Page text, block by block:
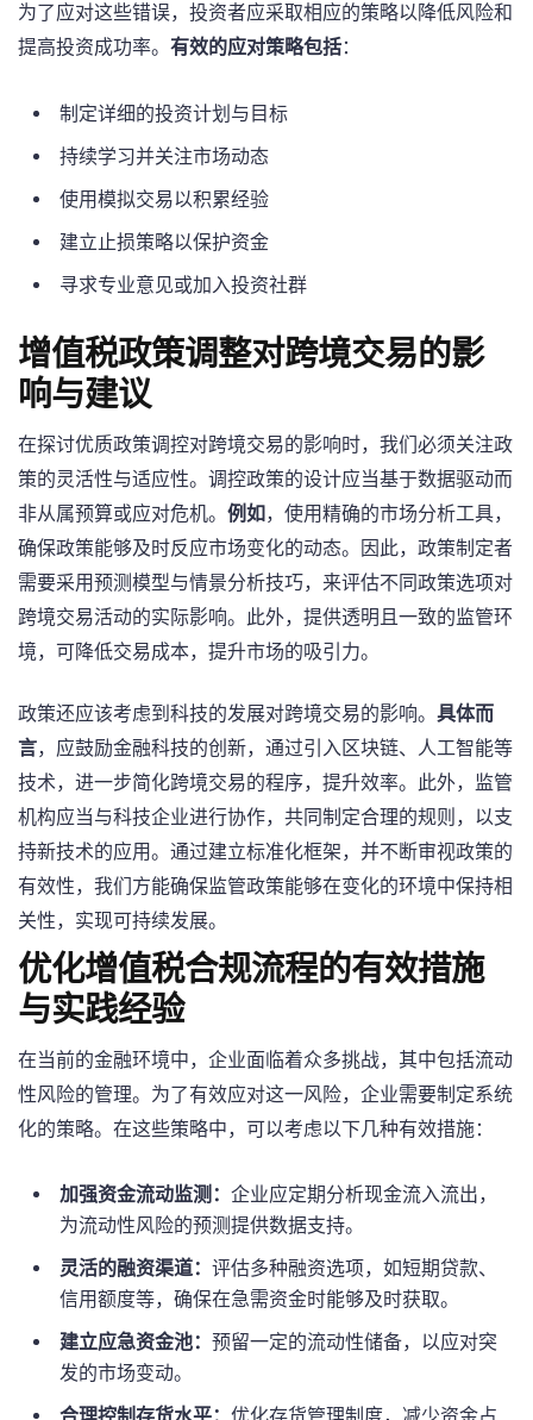
为了应对这些错误，投资者应采取相应的策略以降低风险和
提高投资成功率。 有效的应对策略包括：
制定详细的投资计划与目标
持续学习并关注市场动态
使用模拟交易以积累经验
建立止损策略以保护资金
寻求专业意见或加入投资社群
增值税政策调整对跨境交易的影
响与建议
在探讨优质政策调控对跨境交易的影响时，我们必须关注政
策的灵活性与适应性。调控政策的设计应当基于数据驱动而
非从属预算或应对危机。 例如，使用精确的市场分析工具，
确保政策能够及时反应市场变化的动态。因此，政策制定者
需要采用预测模型与情景分析技巧，来评估不同政策选项对
跨境交易活动的实际影响。此外，提供透明且一致的监管环
境，可降低交易成本，提升市场的吸引力。
政策还应该考虑到科技的发展对跨境交易的影响。 具体而
言，应鼓励金融科技的创新，通过引入区块链、人工智能等
技术，进一步简化跨境交易的程序，提升效率。此外，监管
机构应当与科技企业进行协作，共同制定合理的规则，以支
持新技术的应用。通过建立标准化框架，并不断审视政策的
有效性，我们方能确保监管政策能够在变化的环境中保持相
关性，实现可持续发展。
优化增值税合规流程的有效措施
与实践经验
在当前的金融环境中，企业面临着众多挑战，其中包括流动
性风险的管理。为了有效应对这一风险，企业需要制定系统
化的策略。在这些策略中，可以考虑以下几种有效措施：
加强资金流动监测： 企业应定期分析现金流入流出，
为流动性风险的预测提供数据支持。
灵活的融资渠道： 评估多种融资选项，如短期贷款、
信用额度等，确保在急需资金时能够及时获取。
建立应急资金池： 预留一定的流动性储备，以应对突
发的市场变动。